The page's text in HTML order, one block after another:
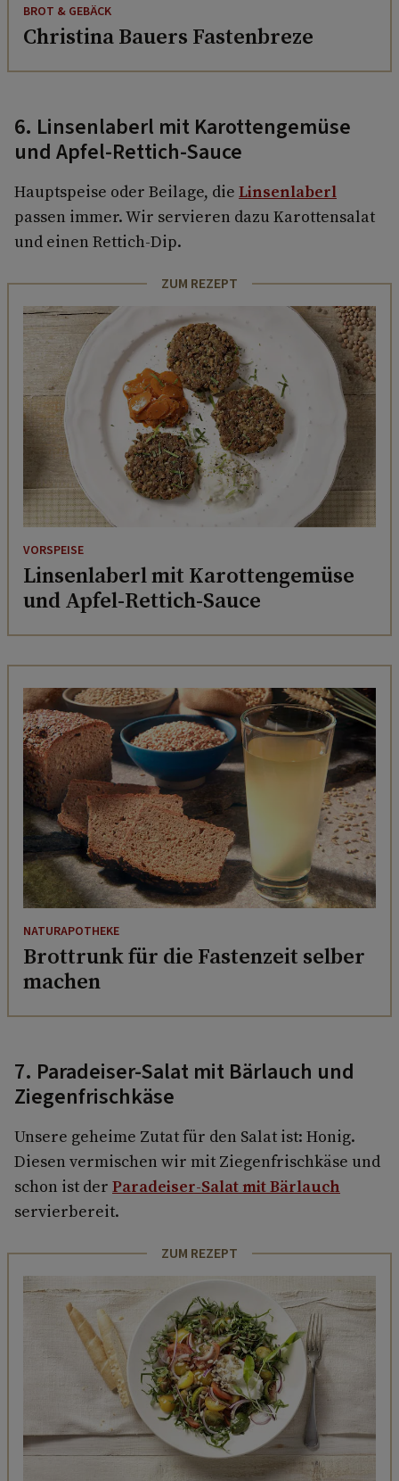
BROT & GEBÄCK
Christina Bauers Fastenbreze
6. Linsenlaberl mit Karottengemüse
und Apfel-Rettich-Sauce
Hauptspeise oder Beilage, die Linsenlaberl
passen immer. Wir servieren dazu Karottensalat
und einen Rettich-Dip.
ZUM REZEPT
VORSPEISE
Linsenlaberl mit Karottengemüse
und Apfel-Rettich-Sauce
NATURAPOTHEKE
Brottrunk für die Fastenzeit selber
machen
7. Paradeiser-Salat mit Bärlauch und
Ziegenfrischkäse
Unsere geheime Zutat für den Salat ist: Honig.
Diesen vermischen wir mit Ziegenfrischkäse und
schon ist der Paradeiser-Salat mit Bärlauch
servierbereit.
ZUM REZEPT